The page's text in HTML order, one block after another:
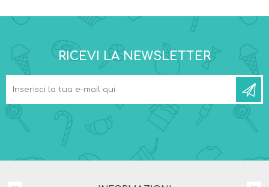
RICEVI LA NEWSLETTER